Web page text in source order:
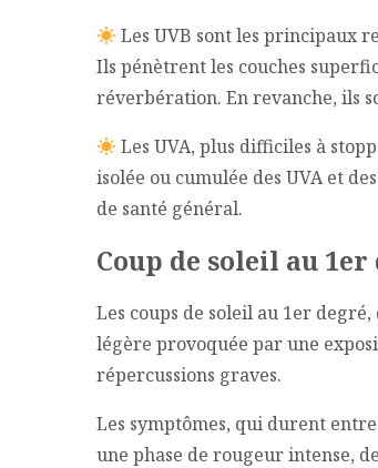
Les UVB sont les principaux
Ils pénètrent les couches
réverbération. En revanche, ils
Les UVA, plus difficiles à
isolée ou cumulée des UVA et
de santé général.
Coup de soleil au
Les coups de soleil au 1er
légère provoquée par une
répercussions graves.
Les symptômes, qui durent
une phase de rougeur intense,